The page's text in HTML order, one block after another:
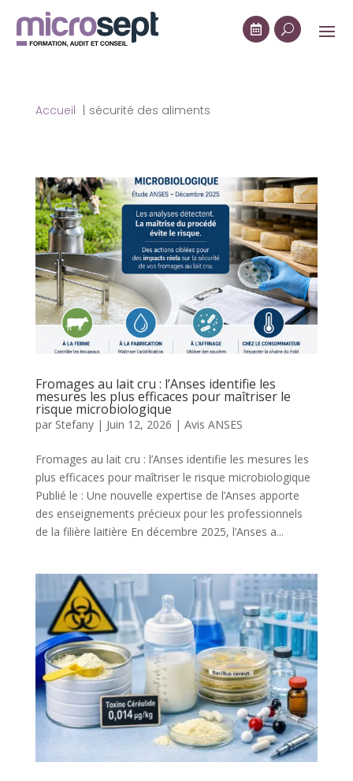
 U
Accueil sécurité des aliments
Fromages au lait cru : l’Anses identifie les
mesures les plus efficaces pour maîtriser le
risque microbiologique
par Stefany| Juin 12, 2026 | Avis ANSES
Fromages au lait cru : l’Anses identifie les mesures les
plus efficaces pour maîtriser le risque microbiologique
Publié le : Une nouvelle expertise de l’Anses apporte
des enseignements précieux pour les professionnels
de la filière laitière En décembre 2025, l’Anses a...